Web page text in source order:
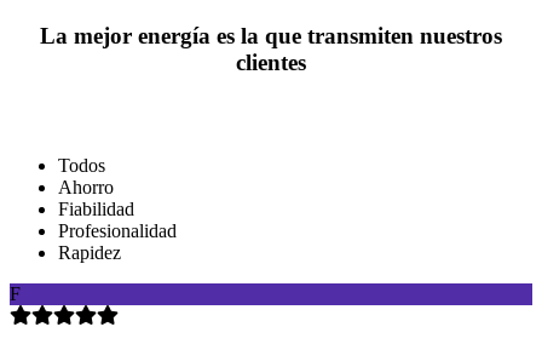
La mejor energía es la que transmiten nuestros
clientes
Todos
Ahorro
Fiabilidad
Profesionalidad
Rapidez
F